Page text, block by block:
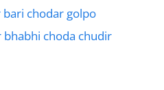
bari chodar golpo
bhabhi choda chudir